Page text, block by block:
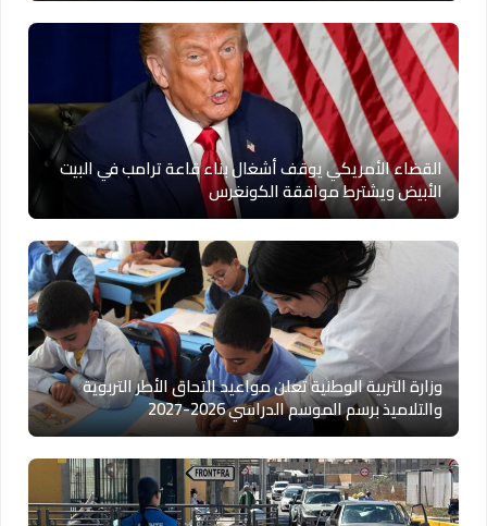
القضاء الأمريكي يوقف أشغال بناء قاعة ترامب في البيت
الأبيض ويشترط موافقة الكونغرس
وزارة التربية الوطنية تعلن مواعيد التحاق الأطر التربوية
والتلاميذ برسم الموسم الدراسي 2026-2027